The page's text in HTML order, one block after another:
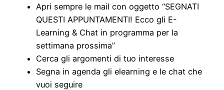
Apri sempre le mail con oggetto “SEGNATI
QUESTI APPUNTAMENTI! Ecco gli E-
Learning & Chat in programma per la
settimana prossima”
Cerca gli argomenti di tuo interesse
Segna in agenda gli elearning e le chat che
vuoi seguire